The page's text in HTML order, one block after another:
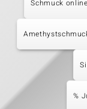
Schmuck
%